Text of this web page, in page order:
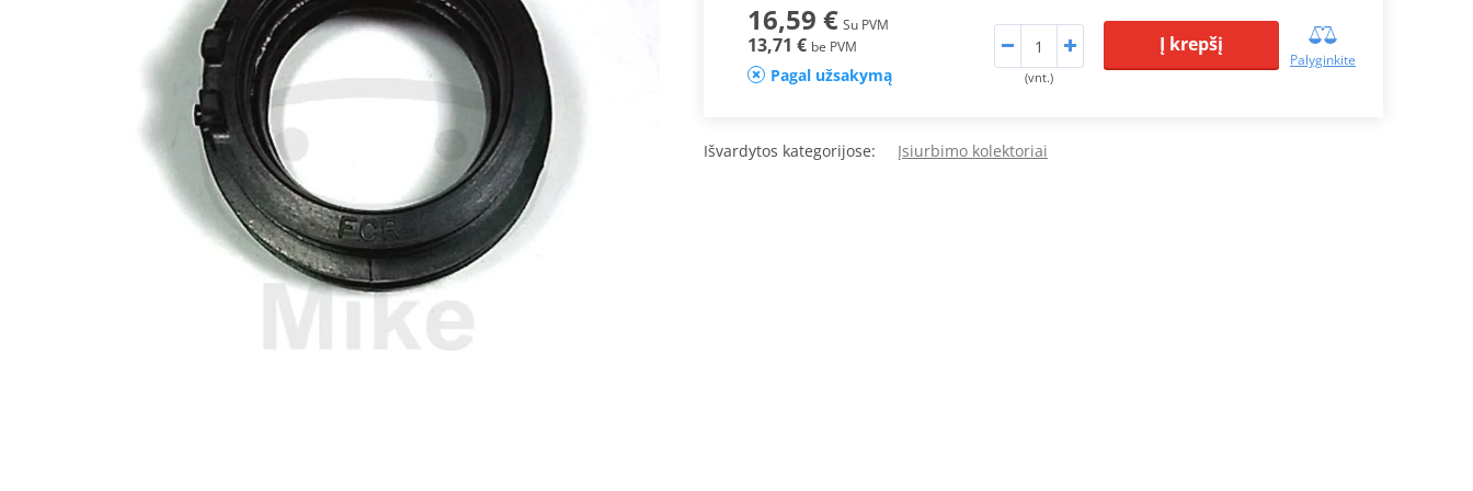
16,59 € Su PVM
13,71 € be PVM
Pagal užsakymą (vnt.)
Į krepšį
Palyginkite
Išvardytos kategorijose: Įsiurbimo kolektoriai